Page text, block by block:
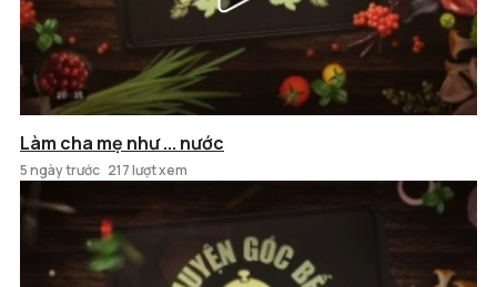
Làm cha mẹ như ... nước
5 ngày trước 217 lượt xem